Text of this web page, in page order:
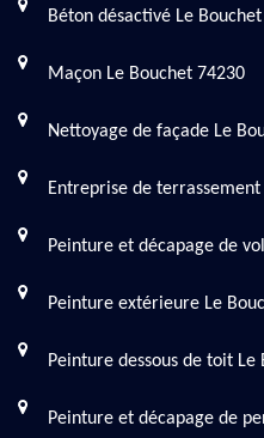
Béton désactivé Le Bouchet
Maçon Le Bouchet 74230
Nettoyage de façade Le
Entreprise de terrassement
Peinture et décapage de
Peinture extérieure Le
Peinture dessous de toit Le
Peinture et décapage de